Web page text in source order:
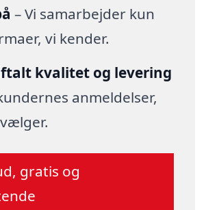
– Vi samarbejder kun
vi kender.
kvalitet og levering
anmeldelser,
gratis og